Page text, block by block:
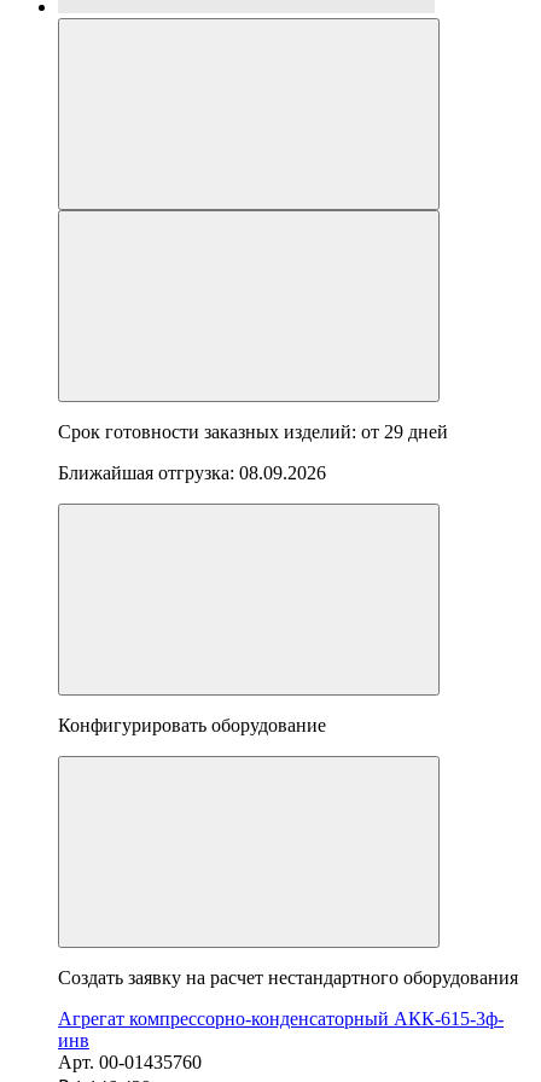
Срок готовности заказных изделий: от 29 дней
Ближайшая отгрузка: 08.09.2026
Конфигурировать оборудование
Создать заявку на расчет нестандартного оборудования
Агрегат компрессорно-конденсаторный АКК-615-3ф-
инв
Арт. 00-01435760